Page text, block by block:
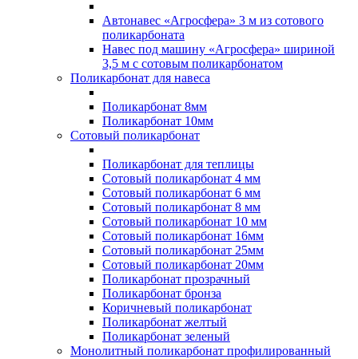
Автонавес «Агросфера» 3 м из сотового
поликарбоната
Навес под машину «Агросфера» шириной
3,5 м с сотовым поликарбонатом
Поликарбонат для навеса
Поликарбонат 8мм
Поликарбонат 10мм
Сотовый поликарбонат
Поликарбонат для теплицы
Сотовый поликарбонат 4 мм
Сотовый поликарбонат 6 мм
Сотовый поликарбонат 8 мм
Сотовый поликарбонат 10 мм
Сотовый поликарбонат 16мм
Сотовый поликарбонат 25мм
Сотовый поликарбонат 20мм
Поликарбонат прозрачный
Поликарбонат бронза
Коричневый поликарбонат
Поликарбонат желтый
Поликарбонат зеленый
Монолитный поликарбонат профилированный